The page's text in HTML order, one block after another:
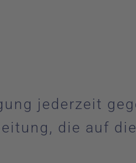
jederzeit
die auf